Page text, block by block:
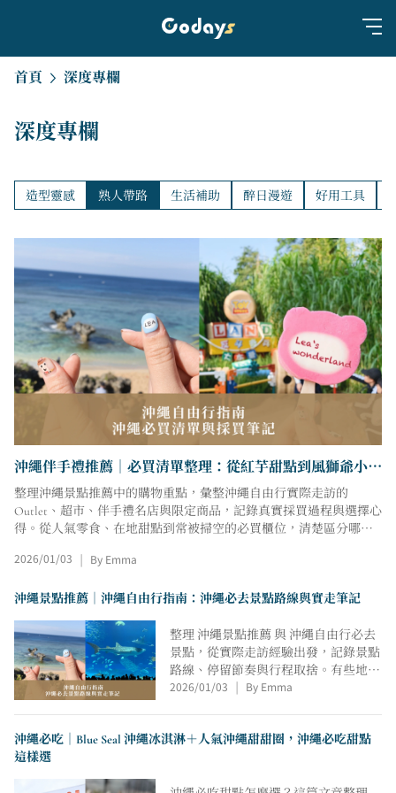
首頁 深度專欄
深度專欄
造型靈感 熟人帶路 生活補助 醉日漫遊 好用工具
沖繩伴手禮推薦｜必買清單整理：從紅芋甜點到風獅爺小
物，超市與伴手禮名店一次逛
整理沖繩景點推薦中的購物重點，彙整沖繩自由行實際走訪的
Outlet、超市、伴手禮名店與限定商品，記錄真實採買過程與選擇心
得。從人氣零食、在地甜點到常被掃空的必買櫃位，清楚區分哪些
作為規劃沖繩自由行與購物行程時的實用參考。
2026/01/03 By Emma
沖繩景點推薦｜沖繩自由行指南：沖繩必去景點路線與實走筆記
整理 沖繩景點推薦 與 沖繩自由行必去
景點，從實際走訪經驗出發，記錄景點
路線、停留節奏與行程取捨。有些地方
值得多留時間慢慢走，有些順路看看就
2026/01/03 By Emma
沖繩必吃｜Blue Seal 沖繩冰淇淋＋人氣沖繩甜甜圈，沖繩必吃甜點
這樣選